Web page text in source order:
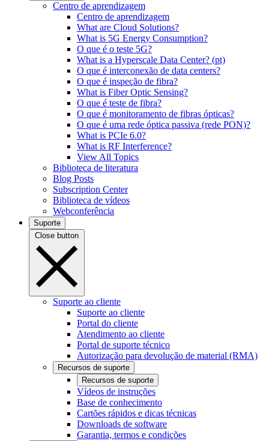
Centro de aprendizagem
Centro de aprendizagem
What are Cloud Solutions?
What is 5G Energy Consumption?
O que é o teste 5G?
What is a Hyperscale Data Center? (pt)
O que é interconexão de data centers?
O que é inspeção de fibra?
What is Fiber Optic Sensing?
O que é teste de fibra?
O que é monitoramento de fibras ópticas?
O que é uma rede óptica passiva (rede PON)?
What is PCIe 6.0?
What is RF Interference?
View All Topics
Biblioteca de literatura
Blog Posts
Subscription Center
Biblioteca de vídeos
Webconferência
Suporte
Close button
Suporte ao cliente
Suporte ao cliente
Portal do cliente
Atendimento ao cliente
Portal de suporte técnico
Autorização para devolução de material (RMA)
Recursos de suporte
Recursos de suporte
Vídeos de instruções
Base de conhecimento
Cartões rápidos e dicas técnicas
Downloads de software
Garantia, termos e condições